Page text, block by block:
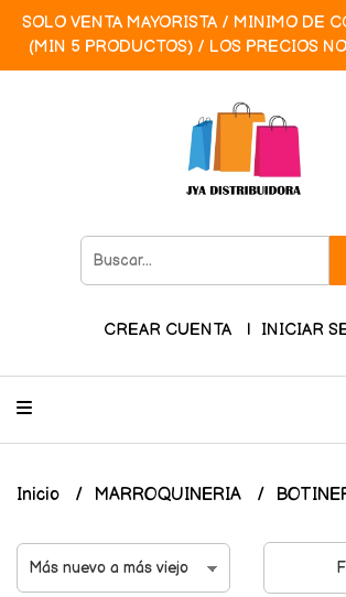
SOLO VENTA MAYORISTA / MINIMO DE
(MIN 5 PRODUCTOS) / LOS PRECIOS
CREAR CUENTA INICIAR
Inicio MARROQUINERIA